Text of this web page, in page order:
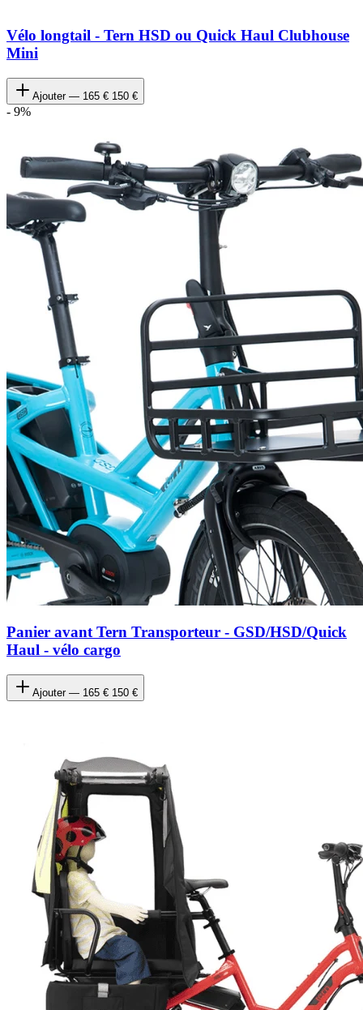
Vélo longtail - Tern HSD ou Quick Haul Clubhouse
Mini
Ajouter — 165 € 150 €
- 9%
Panier avant Tern Transporteur - GSD/HSD/Quick
Haul - vélo cargo
Ajouter — 165 € 150 €